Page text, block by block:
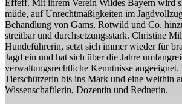
Effeff. Mit ihrem Verein Wildes Bayern wird
müde, auf Unrechtmäßigkeiten im
Behandlung von Gams, Rotwild und Co.
streitbar und durchsetzungsstark. Christine
Hundeführerin, setzt sich immer wieder für
Jagd ein und hat sich über die Jahre
verwaltungsrechtliche Kenntnisse
Tierschützerin bis ins Mark und eine weithin
Wissenschaftlerin, Dozentin und Rednerin.